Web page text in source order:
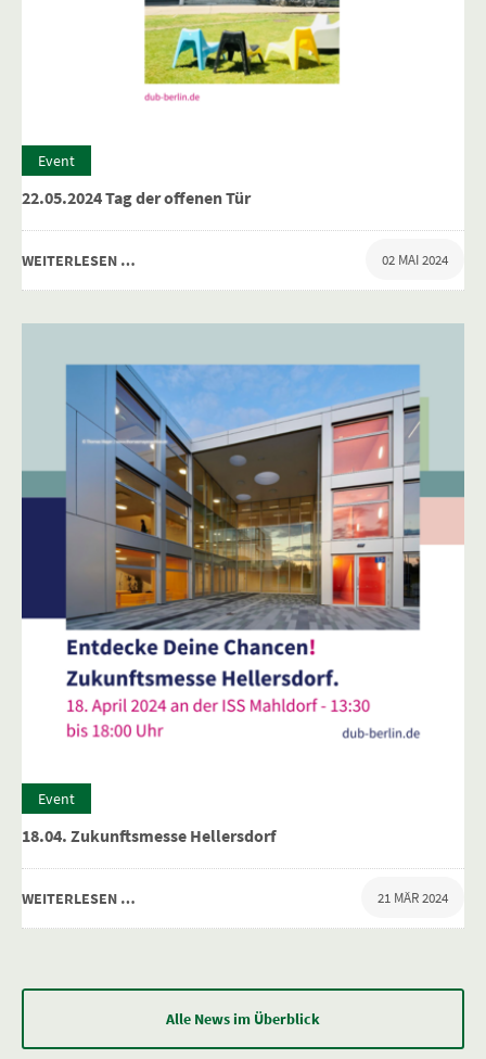
Event
22.05.2024 Tag der offenen Tür
WEITERLESEN … 02 MAI 2024
Event
18.04. Zukunftsmesse Hellersdorf
WEITERLESEN … 21 MÄR 2024
Alle News im Überblick